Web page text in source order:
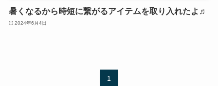
暑くなるから時短に繋がるアイテムを取り入れたよ♬
2024年6月4日
1